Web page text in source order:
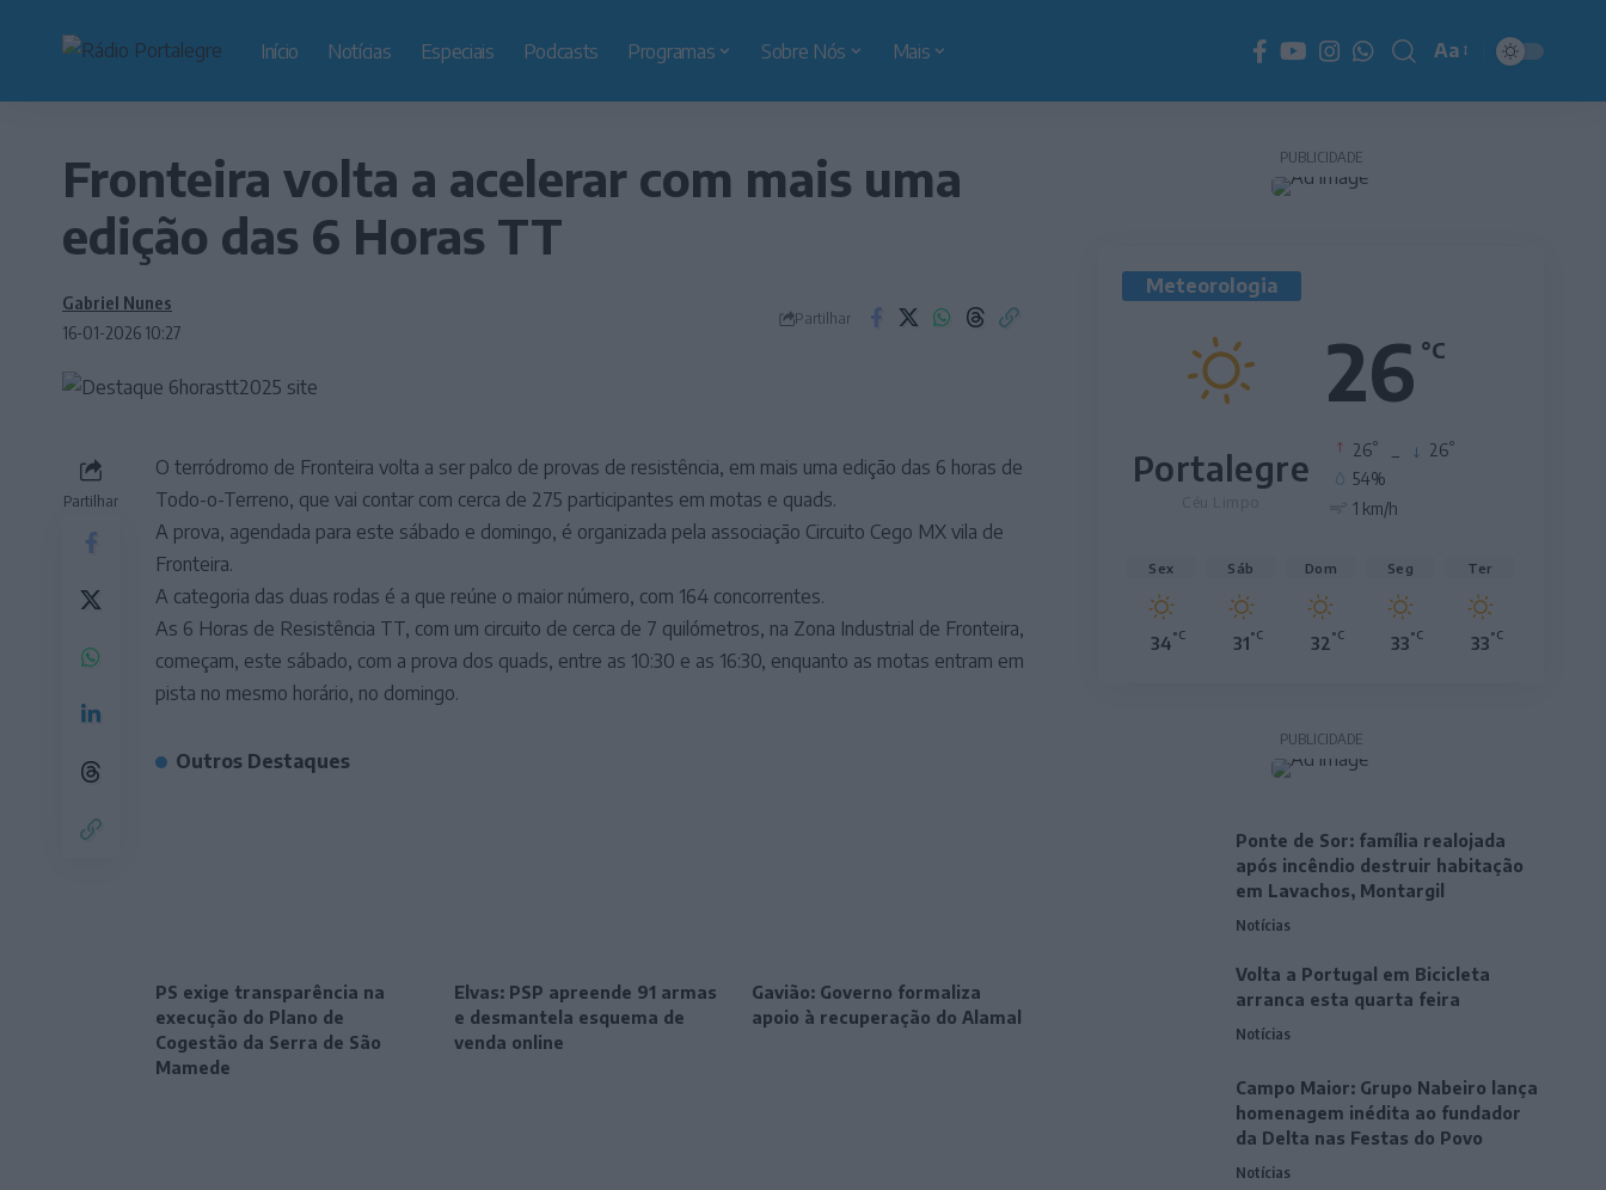
Início Notícias Especiais Podcasts Programas Sobre Nós Mais
Redimensionador
de
Aa
Fronteira volta a acelerar com mais uma
edição das 6 Horas TT
16-01-2026 10:27
Gabriel Nunes
Partilhar
Partilhar
O terródromo de Fronteira volta a ser palco de provas de resistência, em mais uma edição das 6 horas de
Todo-o-Terreno, que vai contar com cerca de 275 participantes em motas e quads.
A prova, agendada para este sábado e domingo, é organizada pela associação Circuito Cego MX vila de
Fronteira.
A categoria das duas rodas é a que reúne o maior número, com 164 concorrentes.
As 6 Horas de Resistência TT, com um circuito de cerca de 7 quilómetros, na Zona Industrial de Fronteira,
começam, este sábado, com a prova dos quads, entre as 10:30 e as 16:30, enquanto as motas entram em
pista no mesmo horário, no domingo.
Outros Destaques
PS exige transparência na
execução do Plano de
Cogestão da Serra de São
Mamede
Elvas: PSP apreende 91 armas
e desmantela esquema de
venda online
Gavião: Governo formaliza
apoio à recuperação do Alamal
PUBLICIDADE
Meteorologia
26 °C
Portalegre 26° 26°
54%
1 km/h
Sex
34°C
Sáb
31°C
Dom
32°C
Seg
33°C
Ter
33°C
PUBLICIDADE
Ponte de Sor: família realojada
após incêndio destruir habitação
em Lavachos, Montargil
Notícias
Volta a Portugal em Bicicleta
arranca esta quarta feira
Notícias
Campo Maior: Grupo Nabeiro lança
homenagem inédita ao fundador
da Delta nas Festas do Povo
Notícias